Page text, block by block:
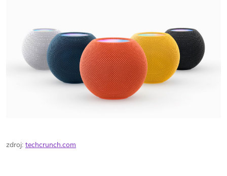
zdroj: techcrunch.com